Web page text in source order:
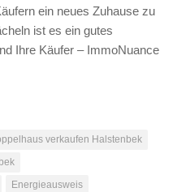
ein neues Zuhause zu
ist es ein gutes
Ihre Käufer – ImmoNuance
verkaufen Halstenbek
Energieausweis